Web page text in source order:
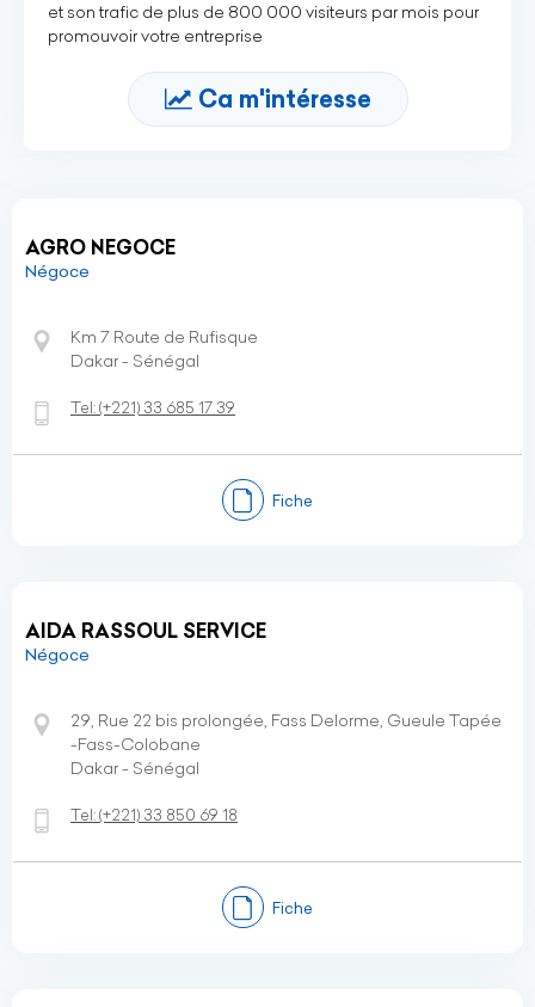
et son trafic de plus de 800 000 visiteurs par mois pour
promouvoir votre entreprise
Ca m'intéresse
AGRO NEGOCE
Négoce
Km 7 Route de Rufisque
Dakar - Sénégal
Tel:(+221) 33 685 17 39
Fiche
AIDA RASSOUL SERVICE
Négoce
29, Rue 22 bis prolongée, Fass Delorme, Gueule Tapée
-Fass-Colobane
Dakar - Sénégal
Tel:(+221) 33 850 69 18
Fiche